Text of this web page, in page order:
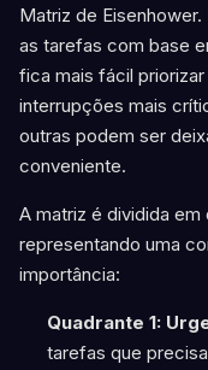
Matriz de
as tarefas com base
fica mais fácil
interrupções mais
outras podem ser
conveniente.
A matriz é dividida
representando uma
importância:
Quadrante 1:
tarefas que